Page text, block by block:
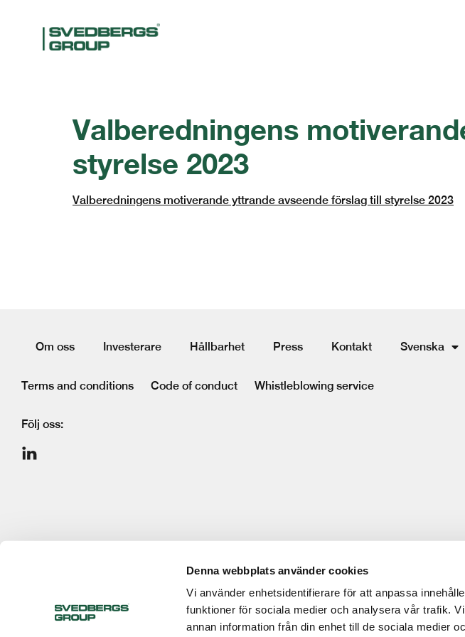
Denna webbplats använder cookies
Vi använder enhetsidentifierare för att anpassa
funktioner för sociala medier och analysera vår trafik.
annan information från din enhet till de sociala medier
Valberedningens
styrelse 2023
Valberedningens motiverande yttrande avseende förslag till styrelse 2023
Om oss Investerare Hållbarhet Press Kontakt Svenska
Terms and conditions Code of conduct Whistleblowing service
Följ oss: